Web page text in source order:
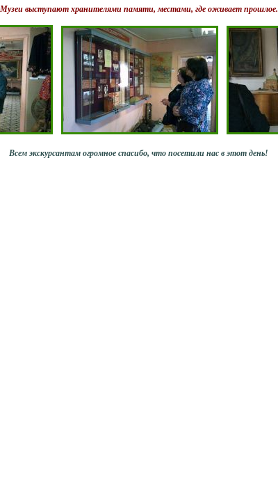
Музеи выступают хранителями памяти, местами, где оживает прошлое.
Всем экскурсантам огромное спасибо, что посетили нас в этот день!